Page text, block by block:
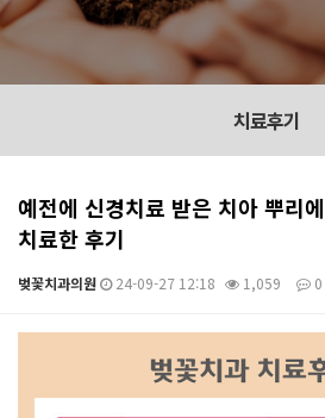
치료후기
예전에 신경치료 받은 치아 뿌리
치료한 후기
벚꽃치과의원 24-09-27 12:18 1,059 0